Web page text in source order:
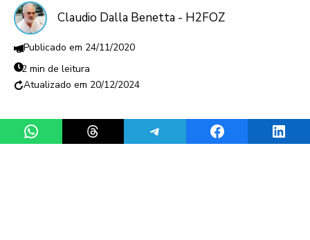
Claudio Dalla Benetta - H2FOZ
24/11/2020
2 min de leitura
20/12/2024
Share on WhatsAppShare on ThreadsShare on TelegramShare on Facebook